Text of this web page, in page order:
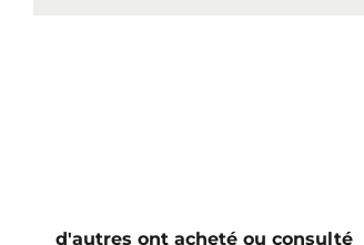
d'autres ont acheté ou consulté